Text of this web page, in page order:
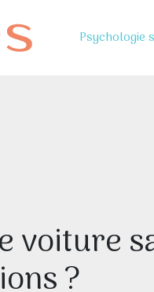
Psychologie
voiture
?